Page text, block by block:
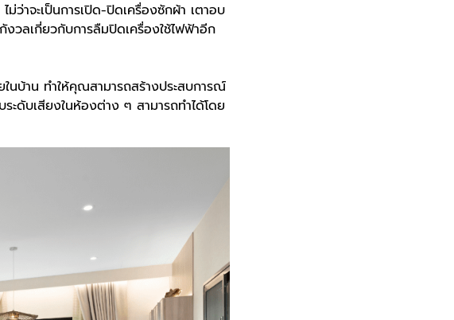
ว่าจะเป็นการเปิด-ปิดเครื่องซักผ้า เตาอบ
วลเกี่ยวกับการลืมปิดเครื่องใช้ไฟฟ้าอีก
นบ้าน ทำให้คุณสามารถสร้างประสบการณ์
ดับเสียงในห้องต่าง ๆ สามารถทำได้โดย